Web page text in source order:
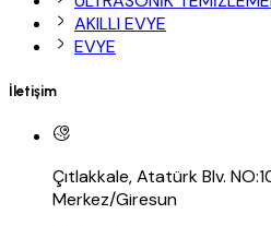
AKILLI EVYE
EVYE
İletişim
Çıtlakkale, Atatürk Blv.
Merkez/Giresun